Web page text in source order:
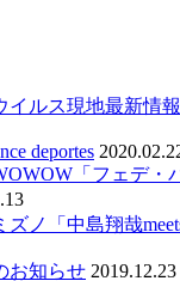
イルス現地最新情
deportes
「フェデ・
ズノ「中島翔哉
お知らせ 2019.12.23